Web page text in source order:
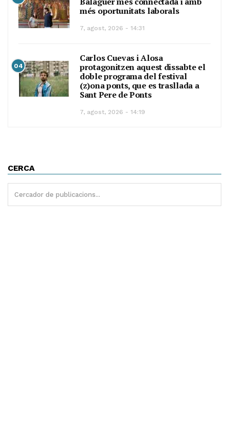
més oportunitats laborals
7, agost, 2026 - 14:31
04
Carlos Cuevas i Alosa
protagonitzen aquest dissabte el
doble programa del festival
(z)ona ponts, que es trasllada a
Sant Pere de Ponts
7, agost, 2026 - 14:19
CERCA